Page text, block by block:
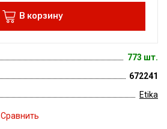
В корзину
773 шт.
672241
Etika
Сравнить